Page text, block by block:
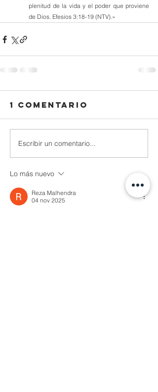
plenitud de la vida y el poder que proviene
de Dios. Efesios 3:18-19 (NTV).»
1 comentario
Escribir un comentario...
Lo más nuevo
Reza Malhendra
04 nov 2025